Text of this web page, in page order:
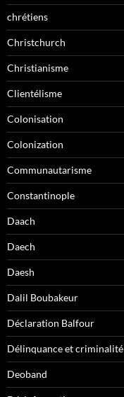
chrétiens
Christchurch
Christianisme
Clientélisme
Colonisation
Colonization
Communautarisme
Constantinople
Daach
Daech
Daesh
Dalil Boubakeur
Déclaration Balfour
Délinquance et criminalité
Deoband